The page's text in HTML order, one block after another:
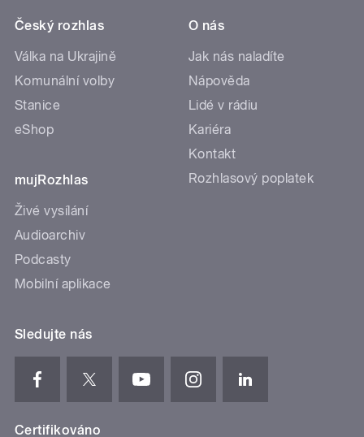
Český rozhlas
Válka na Ukrajině
Komunální volby
Stanice
eShop
mujRozhlas
Živé vysílání
Audioarchiv
Podcasty
Mobilní aplikace
O nás
Jak nás naladíte
Nápověda
Lidé v rádiu
Kariéra
Kontakt
Rozhlasový poplatek
Sledujte nás
Certifikováno